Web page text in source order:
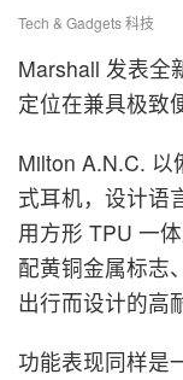
Tech & Gadgets 科技
Marshall 发表全
定位在兼具极致
Milton A.N.C. 以
式耳机，设计语
用方形 TPU 一
配黄铜金属标志
出行而设计的高
功能表现同样是